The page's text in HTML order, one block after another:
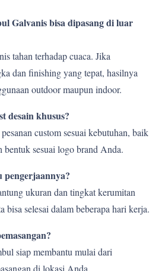
Galvanis bisa dipasang di luar
tahan terhadap cuaca. Jika
dan finishing yang tepat, hasilnya
outdoor maupun indoor.
desain khusus?
custom sesuai kebutuhan, baik
bentuk sesuai logo brand Anda.
pengerjaannya?
ukuran dan tingkat kerumitan
bisa selesai dalam beberapa hari kerja.
siap membantu mulai dari
di lokasi Anda.